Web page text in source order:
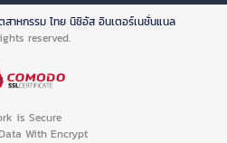
สาหกรรม ไทย นิชิอัส อินเตอร์เนชั่นแนล
reserved.
is Secure
With Encrypt